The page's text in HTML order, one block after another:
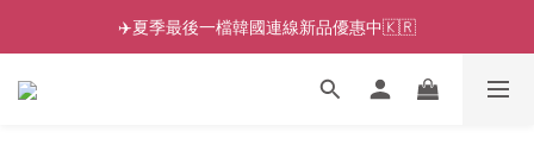
✈️夏季最後一檔韓國連線新品優惠中🇰🇷